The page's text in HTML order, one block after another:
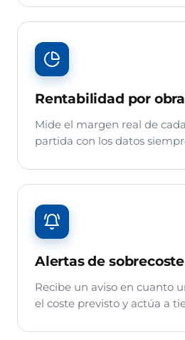
Rentabilidad por
Mide el margen real de
partida con los datos
Alertas de sobrecoste
Recibe un aviso en cuanto
el coste previsto y actúa a